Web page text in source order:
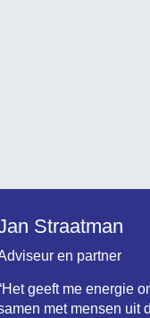
Straatman
en partner
geeft me energie
met mensen uit